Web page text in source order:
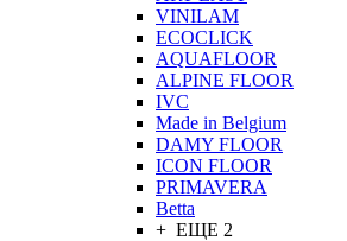
VINILAM
ECOCLICK
AQUAFLOOR
ALPINE FLOOR
IVC
Made in Belgium
DAMY FLOOR
ICON FLOOR
PRIMAVERA
Betta
+ ЕЩЕ 2